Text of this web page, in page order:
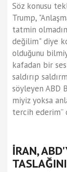
Söz konusu
Trump,
tatmin
değilim" diye
olduğunu
kafadan bir
saldırıp
söyleyen ABD
miyiz yoksa
tercih ederim”
İRAN,